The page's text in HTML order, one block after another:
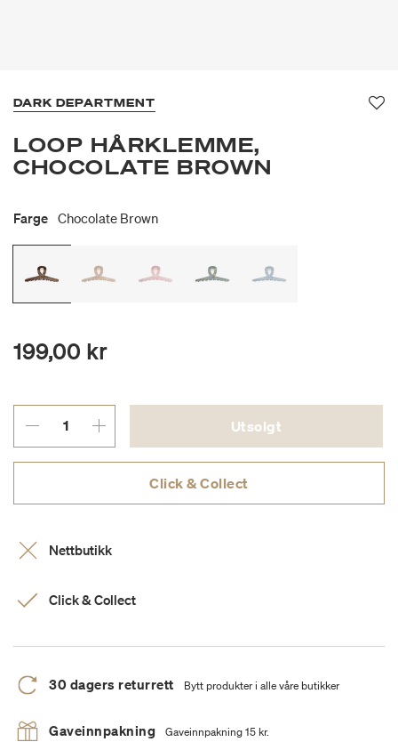
DARK DEPARTMENT
LOOP HÅRKLEMME,
CHOCOLATE BROWN
Farge Chocolate Brown
199,00 kr
Utsolgt
Click & Collect
Nettbutikk
Click & Collect
30 dagers returrett Bytt produkter i alle våre butikker
Gaveinnpakning Gaveinnpakning 15 kr.